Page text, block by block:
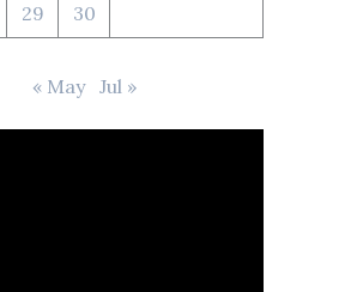
29 30
« May Jul »